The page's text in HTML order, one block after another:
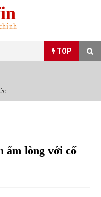
TOP
nhập khẩu nhiều nhất tháng
ấm lòng với cổ